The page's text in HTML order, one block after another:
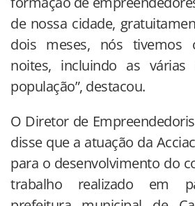
de nossa cidade,
dois meses, nós tivemos
noites, incluindo as
população”, destacou.
O Diretor de
disse que a atuação da
para o desenvolvimento do
trabalho realizado em